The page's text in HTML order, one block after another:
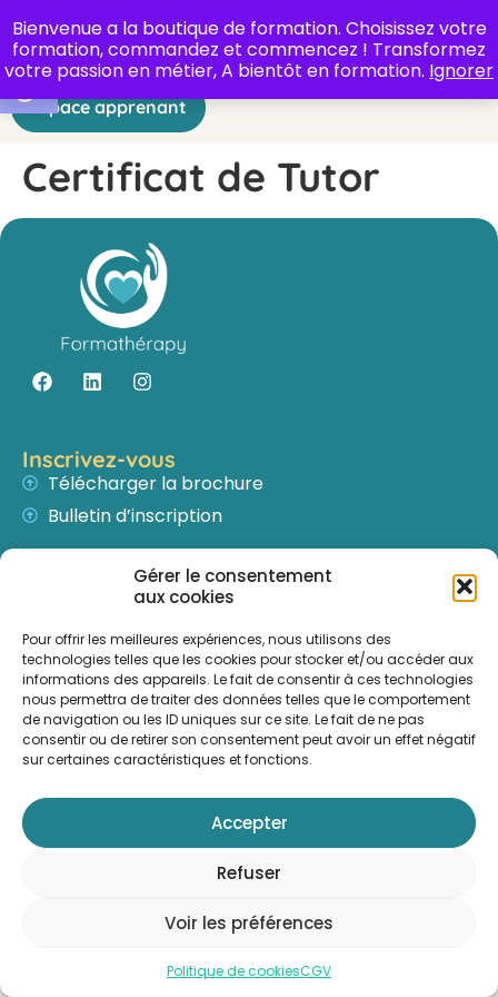
Ouvrir la barre d’outils
Gérer le consentement
aux cookies
Pour offrir les meilleures expériences, nous utilisons des
technologies telles que les cookies pour stocker et/ou accéder aux
informations des appareils. Le fait de consentir à ces technologies
nous permettra de traiter des données telles que le comportement
de navigation ou les ID uniques sur ce site. Le fait de ne pas
consentir ou de retirer son consentement peut avoir un effet négatif
sur certaines caractéristiques et fonctions.
Accepter
Refuser
Voir les préférences
Politique de cookiesCGV
Bienvenue a la boutique de formation. Choisissez votre
formation, commandez et commencez ! Transformez
votre passion en métier, A bientôt en formation. Ignorer
Espace apprenant
Certificat de Tutor
Inscrivez-vous
Télécharger la brochure
Bulletin d’inscription
Contactez-nous
Pour nous écrire
2024 © Formathérapy –CGV–Mentions légales–
Cookies–règlement intérieur